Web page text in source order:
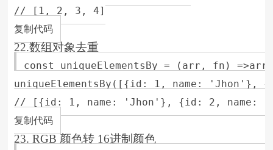
// [1, 2, 3, 4]
复制代码
22.数组对象去重
const uniqueElementsBy = (arr, fn)
uniqueElementsBy([{id: 1, name:
// [{id: 1, name: 'Jhon'}, {id: 2, name:
复制代码
23. RGB 颜色转 16进制颜色